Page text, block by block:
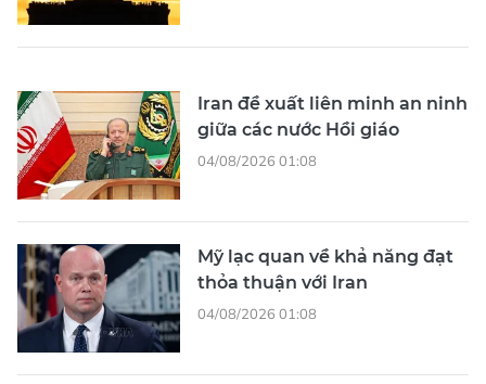
Iran đề xuất liên minh an ninh
giữa các nước Hồi giáo
04/08/2026 01:08
Mỹ lạc quan về khả năng đạt
thỏa thuận với Iran
04/08/2026 01:08